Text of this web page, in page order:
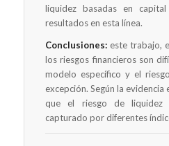
liquidez basadas en
resultados en esta línea.
Conclusiones:este trabajo,
los riesgos financieros son
modelo específico y el
excepción. Según la evidencia
que el riesgo de
capturado por diferentes